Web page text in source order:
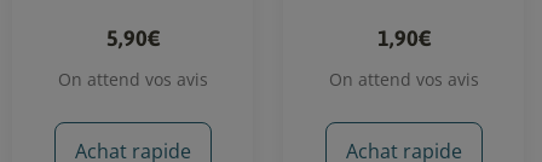
5,90€
On attend vos avis
Achat rapide
1,90€
On attend vos avis
Achat rapide